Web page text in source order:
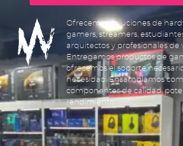
Ofrecemos soluciones de
gamers, streamers,
arquitectos y profesionales de
Entregamos productos de
ofrecemos el soporte
necesidad. Ensamblamos
componentes de calidad,
rendimiento.